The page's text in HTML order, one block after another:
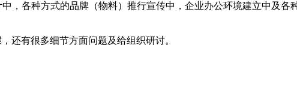
，各种方式的品牌（物料）推行宣传中，企业办公环境建立中及各
还有很多细节方面问题及给组织研讨。